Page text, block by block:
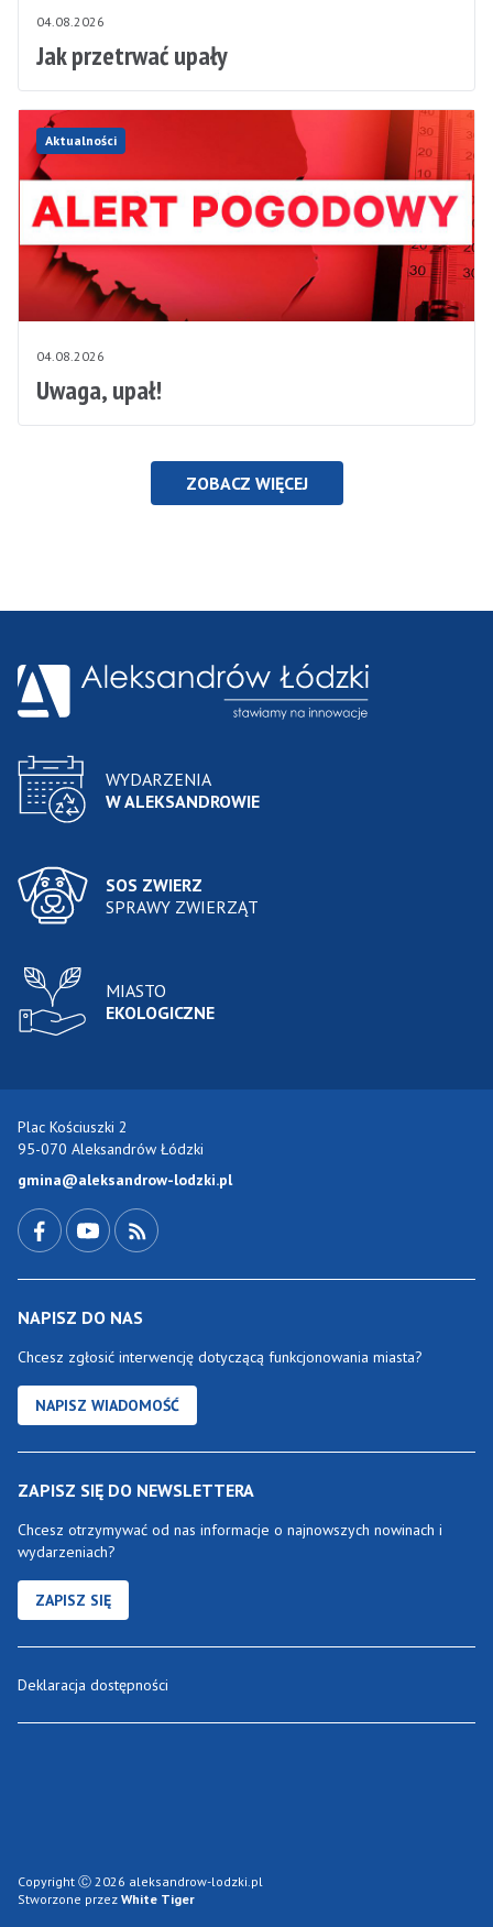
04.08.2026
Jak przetrwać upały
Aktualności
04.08.2026
Uwaga, upał!
ZOBACZ WIĘCEJ
WYDARZENIA
W ALEKSANDROWIE
SOS ZWIERZ
SPRAWY ZWIERZĄT
MIASTO
EKOLOGICZNE
Plac Kościuszki 2
95-070 Aleksandrów Łódzki
gmina@aleksandrow-lodzki.pl
NAPISZ DO NAS
Chcesz zgłosić interwencję dotyczącą funkcjonowania miasta?
NAPISZ WIADOMOŚĆ
ZAPISZ SIĘ DO NEWSLETTERA
Chcesz otrzymywać od nas informacje o najnowszych nowinach i
wydarzeniach?
ZAPISZ SIĘ
Deklaracja dostępności
Copyright Ⓒ 2026 aleksandrow-lodzki.pl
Stworzone przez White Tiger